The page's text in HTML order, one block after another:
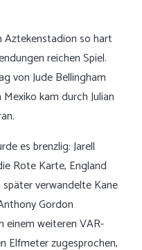
Aztekenstadion so hart
reichen Spiel.
von Jude Bellingham
kam durch Julian
es brenzlig: Jarell
Rote Karte, England
verwandelte Kane
Gordon
einem weiteren VAR-
Elfmeter zugesprochen,